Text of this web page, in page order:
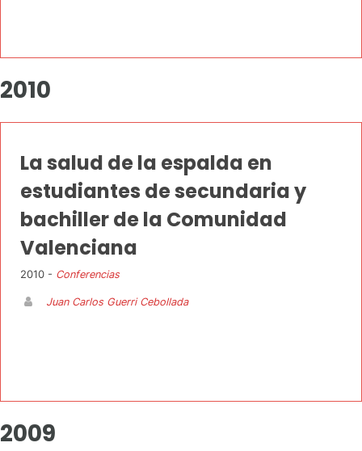
2010
La salud de la espalda en
estudiantes de secundaria y
bachiller de la Comunidad
Valenciana
2010 - Conferencias
Juan Carlos Guerri Cebollada
2009